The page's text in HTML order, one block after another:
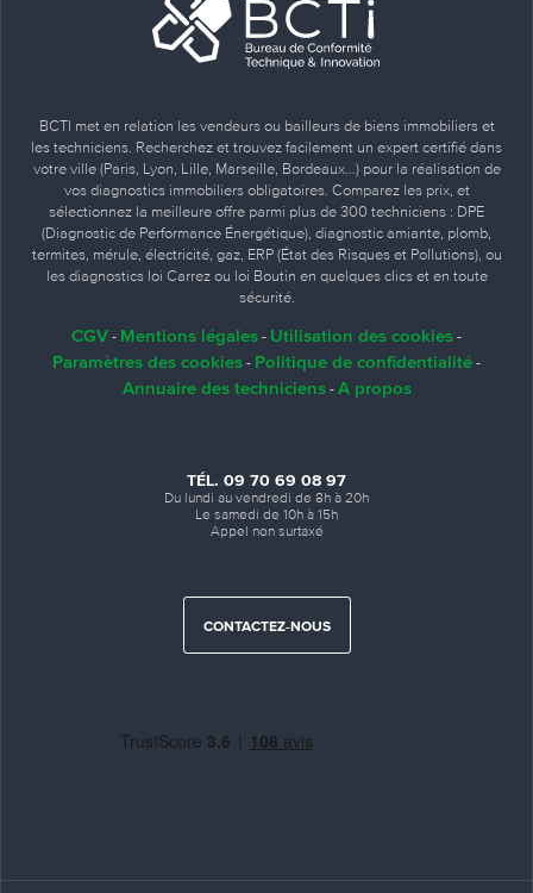
BCTI met en relation les vendeurs ou bailleurs de biens immobiliers et
les techniciens. Recherchez et trouvez facilement un expert certifié dans
votre ville (Paris, Lyon, Lille, Marseille, Bordeaux…) pour la réalisation de
vos diagnostics immobiliers obligatoires. Comparez les prix, et
sélectionnez la meilleure offre parmi plus de 300 techniciens : DPE
(Diagnostic de Performance Énergétique), diagnostic amiante, plomb,
termites, mérule, électricité, gaz, ERP (État des Risques et Pollutions), ou
les diagnostics loi Carrez ou loi Boutin en quelques clics et en toute
sécurité.
CGV - Mentions légales - Utilisation des cookies -
Paramètres des cookies - Politique de confidentialité -
Annuaire des techniciens- A propos
TÉL. 09 70 69 08 97
Du lundi au vendredi de 8h à 20h
Le samedi de 10h à 15h
Appel non surtaxé
CONTACTEZ-NOUS